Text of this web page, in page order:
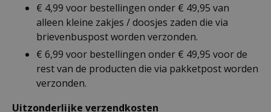
€ 4,99 voor bestellingen onder € 49,95 van
alleen kleine zakjes / doosjes zaden die via
brievenbuspost worden verzonden.
€ 6,99 voor bestellingen onder € 49,95 voor de
rest van de producten die via pakketpost worden
verzonden.
Uitzonderlijke verzendkosten